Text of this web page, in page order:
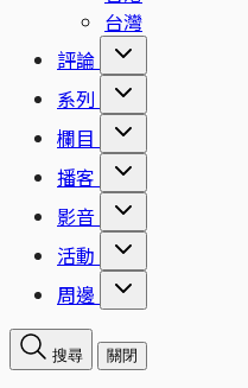
台灣
評論
系列
欄目
播客
影音
活動
周邊
搜尋 關閉